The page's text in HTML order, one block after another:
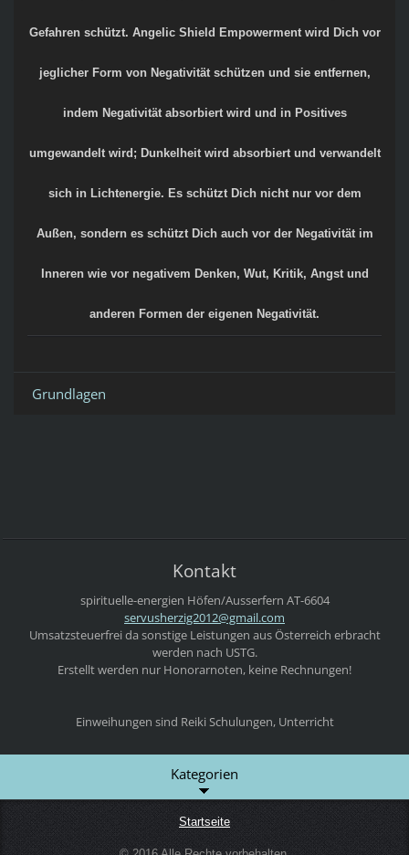
Gefahren schützt. Angelic Shield Empowerment wird Dich vor
jeglicher Form von Negativität schützen und sie entfernen,
indem Negativität absorbiert wird und in Positives
umgewandelt wird; Dunkelheit wird absorbiert und verwandelt
sich in Lichtenergie. Es schützt Dich nicht nur vor dem
Außen, sondern es schützt Dich auch vor der Negativität im
Inneren wie vor negativem Denken, Wut, Kritik, Angst und
anderen Formen der eigenen Negativität.
Grundlagen
Kontakt
spirituelle-energien Höfen/Ausserfern AT-6604
servusherzig2012@gmail.com
Umsatzsteuerfrei da sonstige Leistungen aus Österreich erbracht
werden nach USTG.
Erstellt werden nur Honorarnoten, keine Rechnungen!
Einweihungen sind Reiki Schulungen, Unterricht
Kategorien
Startseite